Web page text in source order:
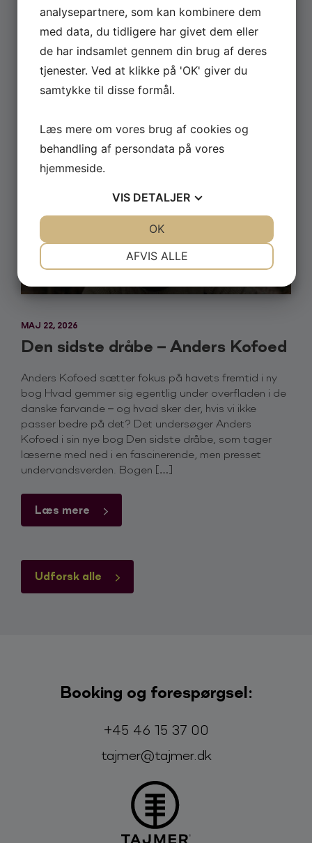
Udforsk alle
David Minerba har i 2026 været rundt med sit stand-
up show ‘Dopeman’ – og nu kan showet altså endelig
ses på TV 2 Play. Du kan streame showet allerede nu
lige her. Her kan du opleve David Minerba tage
publikum med ind i sit liv som komiker og rapper med
ærlige og sjove fortællinger om […]
Læs mere
MAJ 22, 2026
Den sidste dråbe – Anders Kofoed
Anders Kofoed sætter fokus på havets fremtid i ny
bog Hvad gemmer sig egentlig under overfladen i de
danske farvande – og hvad sker der, hvis vi ikke
passer bedre på det? Det undersøger Anders
Kofoed i sin nye bog Den sidste dråbe, som tager
læserne med ned i en fascinerende, men presset
undervandsverden. Bogen […]
Læs mere
Booking og forespørgsel:
Telefon:
+45 46 15 37 00
E-mail:
tajmer@tajmer.dk
analysepartnere, som kan kombinere dem
med data, du tidligere har givet dem eller
de har indsamlet gennem din brug af deres
tjenester. Ved at klikke på 'OK' giver du
samtykke til disse formål.
Læs mere om vores brug af cookies og
behandling af persondata på vores
hjemmeside.
VIS DETALJER
AFVIS ALLE
OK